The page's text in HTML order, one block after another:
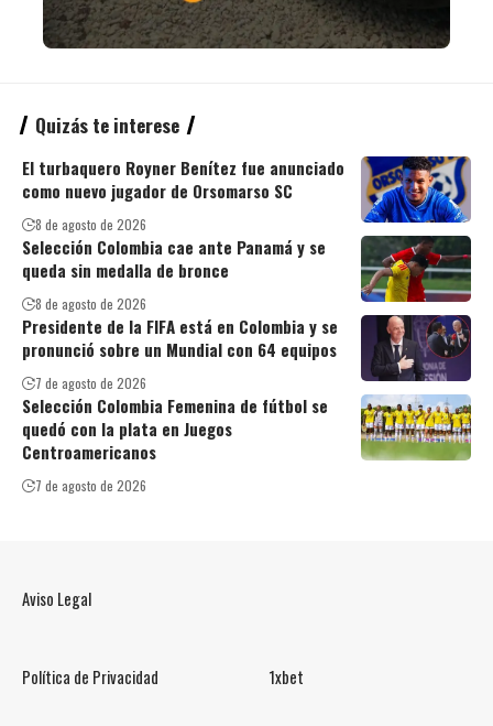
Quizás te interese
El turbaquero Royner Benítez fue anunciado
como nuevo jugador de Orsomarso SC
8 de agosto de 2026
Selección Colombia cae ante Panamá y se
queda sin medalla de bronce
8 de agosto de 2026
Presidente de la FIFA está en Colombia y se
pronunció sobre un Mundial con 64 equipos
7 de agosto de 2026
Selección Colombia Femenina de fútbol se
quedó con la plata en Juegos
Centroamericanos
7 de agosto de 2026
Aviso Legal
Política de Privacidad 1xbet